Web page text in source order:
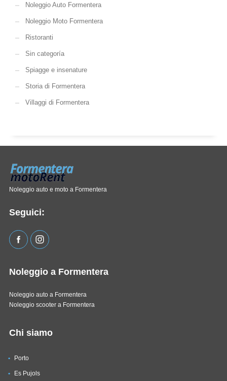
Noleggio Auto Formentera
Noleggio Moto Formentera
Ristoranti
Sin categoría
Spiagge e insenature
Storia di Formentera
Villaggi di Formentera
Noleggio auto e moto a Formentera
Seguici:
Noleggio a Formentera
Noleggio auto a Formentera
Noleggio scooter a Formentera
Chi siamo
Porto
Es Pujols